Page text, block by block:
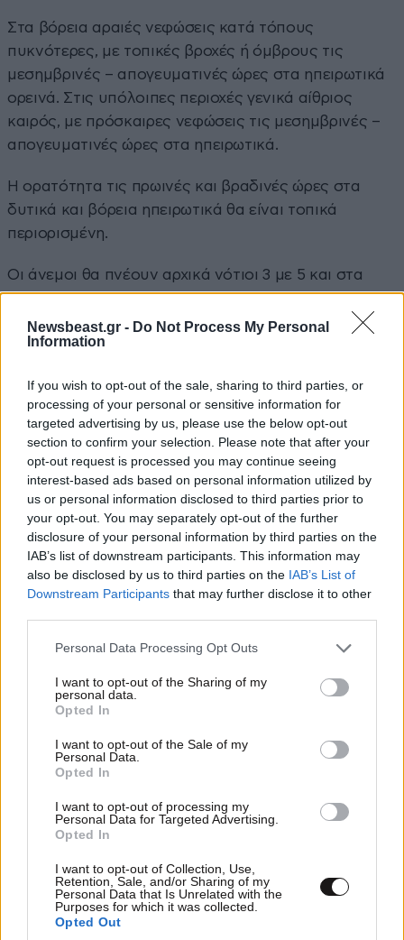
Newsbeast.gr - Do Not Process My Personal
Information
If you wish to opt-out of the sale, sharing to third parties, or
processing of your personal or sensitive information for
targeted advertising by us, please use the below opt-out
section to confirm your selection. Please note that after your
opt-out request is processed you may continue seeing
interest-based ads based on personal information utilized by
us or personal information disclosed to third parties prior to
your opt-out. You may separately opt-out of the further
disclosure of your personal information by third parties on the
IAB’s list of downstream participants. This information may
also be disclosed by us to third parties on the IAB’s List of
Downstream Participants that may further disclose it to other
Please note that this website/app uses one or more Google
not limited to your visit or usage behaviour. You may click to
grant or deny consent to Google and its third-party tags to
use your data for below specified purposes in below Google
consent section.
Personal Data Processing Opt Outs
I want to opt-out of the Sharing of my
personal data.
Opted In
I want to opt-out of the Sale of my
Personal Data.
Opted In
I want to opt-out of processing my
Personal Data for Targeted Advertising.
Opted In
I want to opt-out of Collection, Use,
Retention, Sale, and/or Sharing of my
Personal Data that Is Unrelated with the
Purposes for which it was collected.
Opted Out
Στα βόρεια αραιές νεφώσεις κατά τόπους
πυκνότερες, με τοπικές βροχές ή όμβρους τις
μεσημβρινές – απογευματινές ώρες στα ηπειρωτικά
ορεινά. Στις υπόλοιπες περιοχές γενικά αίθριος
καιρός, με πρόσκαιρες νεφώσεις τις μεσημβρινές –
απογευματινές ώρες στα ηπειρωτικά.
Η ορατότητα τις πρωινές και βραδινές ώρες στα
δυτικά και βόρεια ηπειρωτικά θα είναι τοπικά
περιορισμένη.
Οι άνεμοι θα πνέουν αρχικά νότιοι 3 με 5 και στα
νοτιοανατολικά βορειοδυτικοί έως 6 μποφόρ.
Σταδιακά θα επικρατήσουν δυτικοί νοτιοδυτικοί
άνεμοι 3 με 5 και τοπικά στα νότια πελάγη έως 6
Η θερμοκρασία θα σημειώσει μικρή άνοδο.
ΠΡΟΓΝΩΣΗ ΓΙΑ ΤΗΝ ΤΡΙΤΗ 21-04-2026
Στα βόρεια λίγες νεφώσεις παροδικά αυξημένες από
το μεσημέρι με τοπικές βροχές ή όμβρους και
κυρίως στα ορεινά μεμονωμένες καταιγίδες. Στην
υπόλοιπη χώρα σχεδόν αίθριος καιρός με αραιές
νεφώσεις κατά τόπους και κατά διαστήματα πιο
Η ορατότητα τις πρωινές και βραδινές ώρες στα
δυτικά θα είναι τοπικά περιορισμένη.
Οι άνεμοι θα πνέουν στις περισσότερες περιοχές
από δυτικές διευθύνσεις 3 με 5 και στο νότιο Αιγαίο
τοπικά 6 μποφόρ. Στα βορειοανατολικά θα είναι
Η θερμοκρασία δεν θα σημειώσει αξιόλογη
ΠΡΟΓΝΩΣΗ ΓΙΑ ΤΗΝ ΤΕΤΑΡΤΗ 22-04-2026